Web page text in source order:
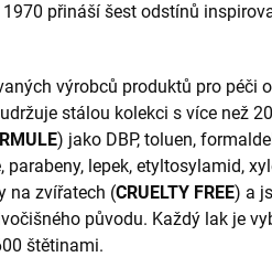
přináší šest odstínů
výrobců produktů pro péči
stálou kolekci s více než
) jako DBP, toluen,
lepek, etyltosylamid,
na zvířatech (CRUELTY FREE) a
původu. Každý lak je
štětinami.